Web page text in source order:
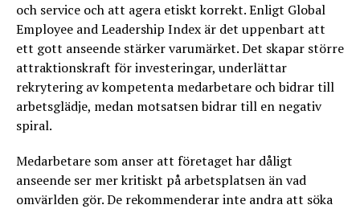
och service och att agera etiskt korrekt. Enligt Global
Employee and Leadership Index är det uppenbart att
ett gott anseende stärker varumärket. Det skapar större
attraktionskraft för investeringar, underlättar
rekrytering av kompetenta medarbetare och bidrar till
arbetsglädje, medan motsatsen bidrar till en negativ
spiral.
Medarbetare som anser att företaget har dåligt
anseende ser mer kritiskt på arbetsplatsen än vad
omvärlden gör. De rekommenderar inte andra att söka